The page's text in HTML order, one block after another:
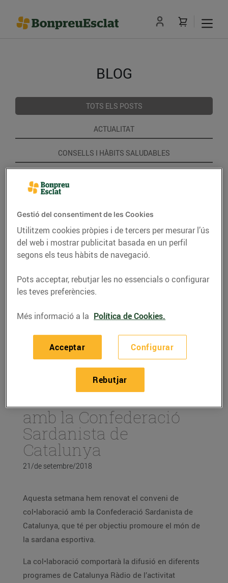
BLOG
TOTS ELS POSTS
ACTUALITAT
CONSELLS I HÀBITS SALUDABLES
RECEPTES
Renovem el conveni
amb la Confederació
Sardanista de
Catalunya
21/de setembre/2018
Aquesta setmana hem renovat el conveni de
col•laboració amb la Confederació Sardanista de
Catalunya, que té per objectiu promoure el món de
la sardana esportiva.
La col•laboració comportarà la difusió en diferents
programes de Catalunya Ràdio de l’activitat
Gestió del consentiment de les Cookies
Utilitzem cookies pròpies i de tercers per mesurar l’ús
del web i mostrar publicitat basada en un perfil
segons els teus hàbits de navegació.
Pots acceptar, rebutjar les no essencials o configurar
les teves preferències.
Més informació a la Política de Cookies.
Configurar
Rebutjar
Acceptar